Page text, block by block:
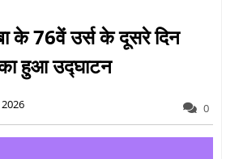
के 76वें उर्स के दूसरे दिन
का हुआ उद्घाटन
0